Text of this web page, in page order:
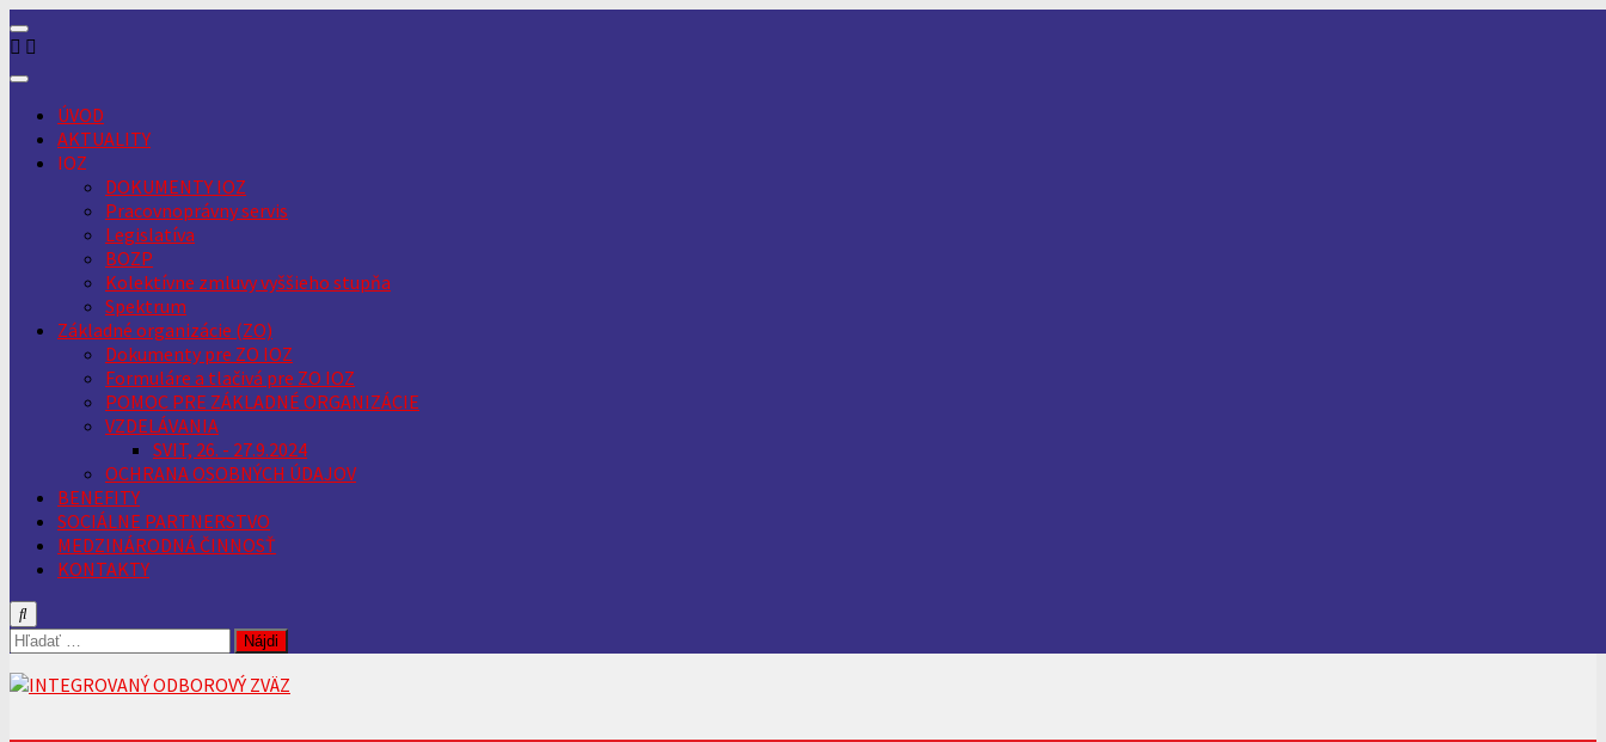
Skip
to
ÚVOD
AKTUALITY
IOZ
DOKUMENTY IOZ
Pracovnoprávny servis
Legislatíva
BOZP
Kolektívne zmluvy vyššieho stupňa
Spektrum
Základné organizácie (ZO)
Dokumenty pre ZO IOZ
Formuláre a tlačivá pre ZO IOZ
POMOC PRE ZÁKLADNÉ ORGANIZÁCIE
VZDELÁVANIA
SVIT, 26. - 27.9.2024
OCHRANA OSOBNÝCH ÚDAJOV
BENEFITY
SOCIÁLNE PARTNERSTVO
MEDZINÁRODNÁ ČINNOSŤ
KONTAKTY
Hľadať: